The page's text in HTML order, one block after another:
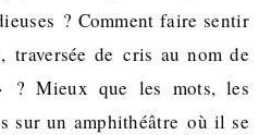
? Comment faire sentir
traversée de cris au nom de
? Mieux que les mots, les
sur un amphithéâtre où il se